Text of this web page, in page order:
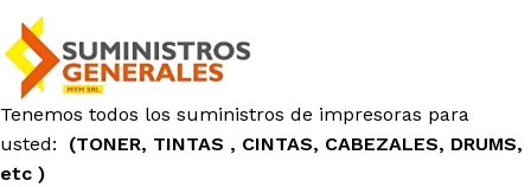
Tenemos todos los suministros de impresoras para
usted: (TONER, TINTAS , CINTAS, CABEZALES, DRUMS,
etc )